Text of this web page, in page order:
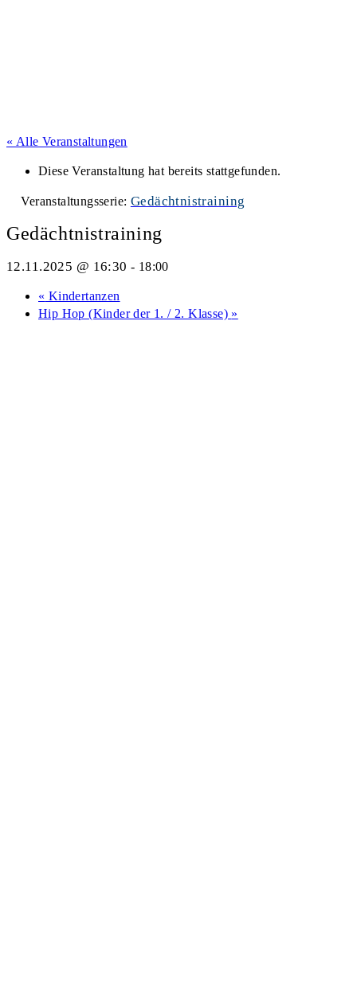
« Alle Veranstaltungen
Diese Veranstaltung hat bereits stattgefunden.
Veranstaltungsserie: Gedächtnistraining
Gedächtnistraining
12.11.2025 @ 16:30 - 18:00
« Kindertanzen
Hip Hop (Kinder der 1. / 2. Klasse) »